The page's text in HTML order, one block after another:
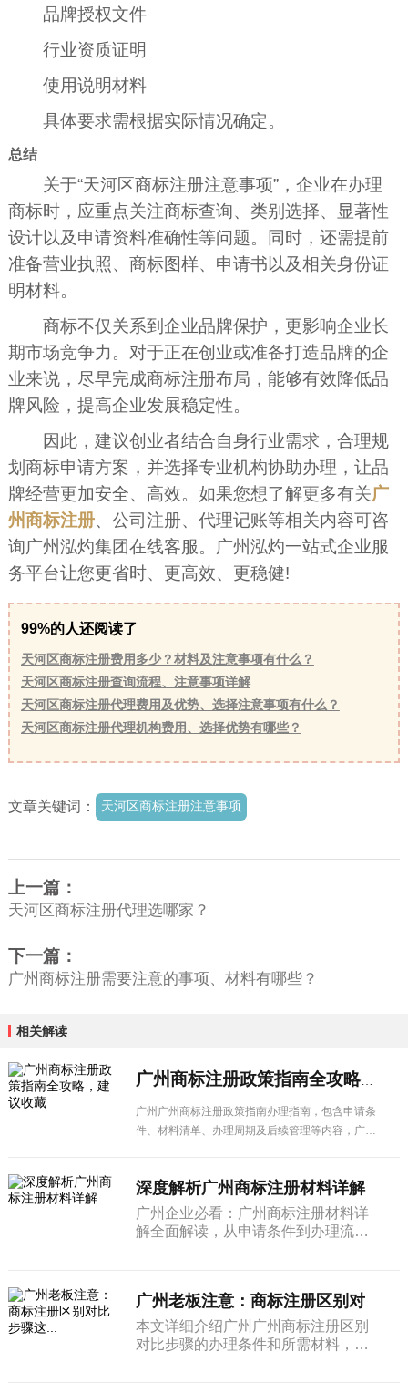
品牌授权文件
行业资质证明
使用说明材料
具体要求需根据实际情况确定。
总结
关于“天河区商标注册注意事项”，企业在办理
商标时，应重点关注商标查询、类别选择、显著性
设计以及申请资料准确性等问题。同时，还需提前
准备营业执照、商标图样、申请书以及相关身份证
明材料。
商标不仅关系到企业品牌保护，更影响企业长
期市场竞争力。对于正在创业或准备打造品牌的企
业来说，尽早完成商标注册布局，能够有效降低品
牌风险，提高企业发展稳定性。
因此，建议创业者结合自身行业需求，合理规
划商标申请方案，并选择专业机构协助办理，让品
牌经营更加安全、高效。如果您想了解更多有关广
州商标注册、公司注册、代理记账等相关内容可咨
询广州泓灼集团在线客服。广州泓灼一站式企业服
务平台让您更省时、更高效、更稳健!
99%的人还阅读了
天河区商标注册费用多少？材料及注意事项有什么？
天河区商标注册查询流程、注意事项详解
天河区商标注册代理费用及优势、选择注意事项有什么？
天河区商标注册代理机构费用、选择优势有哪些？
文章关键词： 天河区商标注册注意事项
上一篇：
天河区商标注册代理选哪家？
下一篇：
广州商标注册需要注意的事项、材料有哪些？
相关解读
广州商标注册政策指南全攻略，建议收藏
广州广州商标注册政策指南办理指南，包含申请条
件、材料清单、办理周期及后续管理等内容，广州
深度解析广州商标注册材料详解
广州企业必看：广州商标注册材料详
解全面解读，从申请条件到办理流
本文详细介绍广州广州商标注册区别
对比步骤的办理条件和所需材料，帮